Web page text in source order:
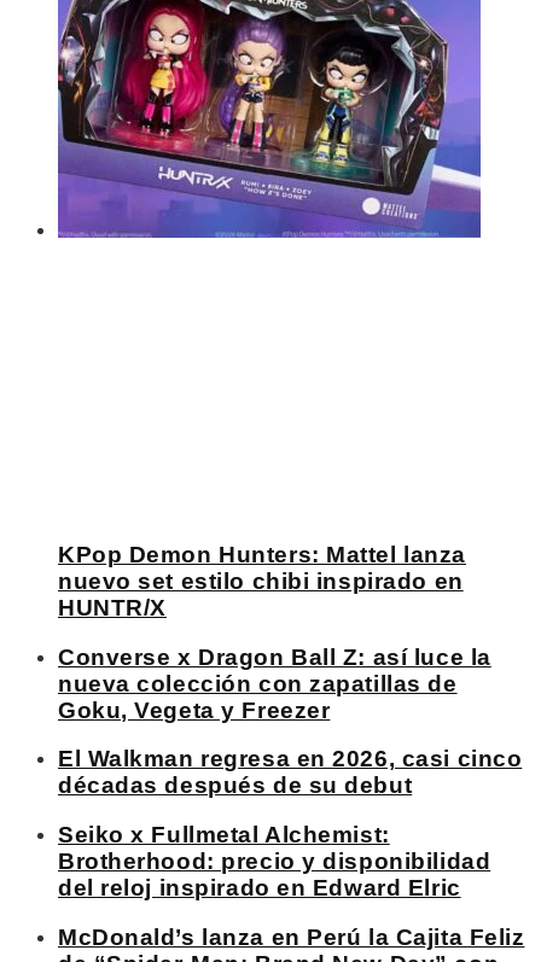
KPop Demon Hunters: Mattel lanza
nuevo set estilo chibi inspirado en
HUNTR/X
Converse x Dragon Ball Z: así luce la
nueva colección con zapatillas de
Goku, Vegeta y Freezer
El Walkman regresa en 2026, casi cinco
décadas después de su debut
Seiko x Fullmetal Alchemist:
Brotherhood: precio y disponibilidad
del reloj inspirado en Edward Elric
McDonald’s lanza en Perú la Cajita Feliz